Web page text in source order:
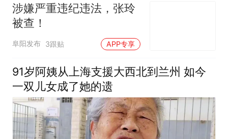
涉嫌严重违纪违法，张玲
被查！
阜阳发布 3跟贴 APP专享
91岁阿姨从上海支援大西北到兰州 如今
一双儿女成了她的遗